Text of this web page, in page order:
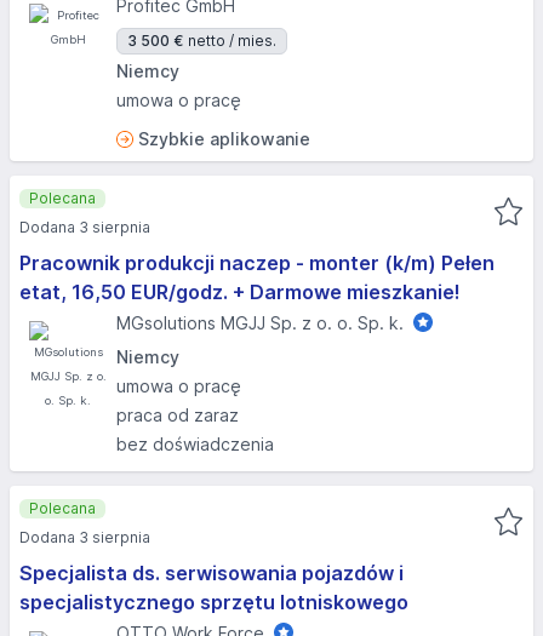
Profitec GmbH
3 500 € netto / mies.
Niemcy
umowa o pracę
Szybkie aplikowanie
Pracownik produkcji naczep - monter (k/m) Pełen
etat, 16,50 EUR/godz. + Darmowe mieszkanie!
MGsolutions MGJJ Sp. z o. o. Sp. k.
Niemcy
umowa o pracę
praca od zaraz
bez doświadczenia
Polecana
Dodana 3 sierpnia
Specjalista ds. serwisowania pojazdów i
specjalistycznego sprzętu lotniskowego
Polecana
Dodana 3 sierpnia